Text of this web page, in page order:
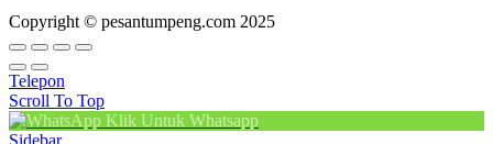
Copyright © pesantumpeng.com 2025
Telepon
Scroll To Top
Klik Untuk Whatsapp
Sidebar